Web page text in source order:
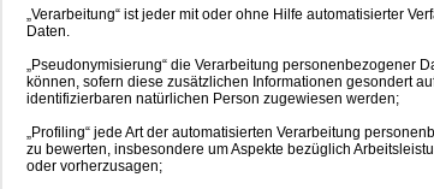
„Verarbeitung“ ist jeder mit oder ohne Hilfe automatisierter
Daten.
„Pseudonymisierung“ die Verarbeitung personenbezogener
können, sofern diese zusätzlichen Informationen gesondert
identifizierbaren natürlichen Person zugewiesen werden;
„Profiling“ jede Art der automatisierten Verarbeitung
zu bewerten, insbesondere um Aspekte bezüglich
oder vorherzusagen;